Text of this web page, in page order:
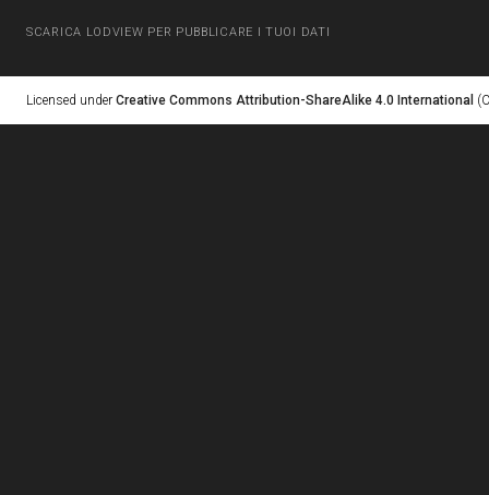
SCARICA LODVIEW PER PUBBLICARE I TUOI DATI
Licensed under Creative Commons Attribution-ShareAlike 4.0 International